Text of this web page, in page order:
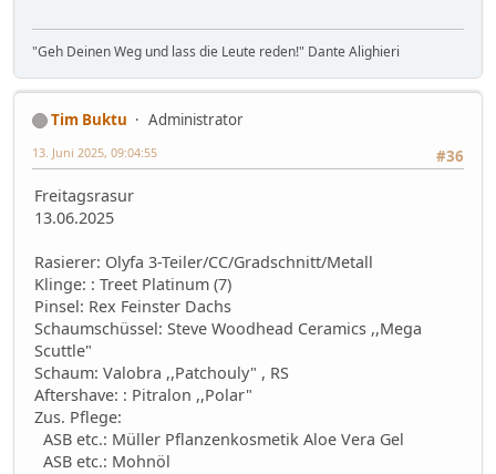
"Geh Deinen Weg und lass die Leute reden!" Dante Alighieri
Tim Buktu
Administrator
#36
13. Juni 2025, 09:04:55
Freitagsrasur
13.06.2025
Rasierer: Olyfa 3-Teiler/CC/Gradschnitt/Metall
Klinge: : Treet Platinum (7)
Pinsel: Rex Feinster Dachs
Schaumschüssel: Steve Woodhead Ceramics ,,Mega
Scuttle"
Schaum: Valobra ,,Patchouly" , RS
Aftershave: : Pitralon ,,Polar"
Zus. Pflege:
ASB etc.: Müller Pflanzenkosmetik Aloe Vera Gel
ASB etc.: Mohnöl